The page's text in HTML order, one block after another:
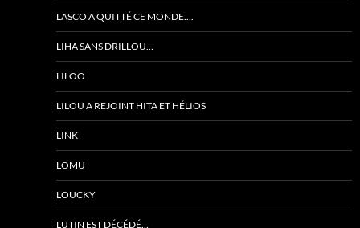
LASCO A QUITTÉ CE MONDE….
LIHA SANS DRILLOU…
LILOO
LILOU A REJOINT HITA ET HÉLIOS
LINK
LOMU
LOUCKY
LUTIN EST DÉCÉDÉ…